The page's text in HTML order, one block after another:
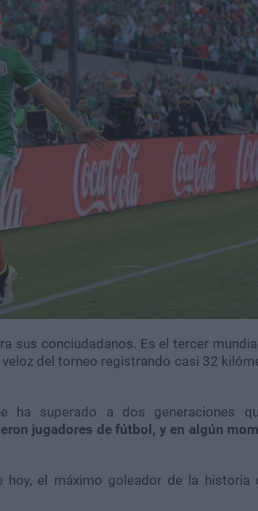
sus conciudadanos. Es el tercer
del torneo registrando casi 32
ha superado a dos generaciones
jugadores de fútbol, y en algún
hoy, el máximo goleador de la historia